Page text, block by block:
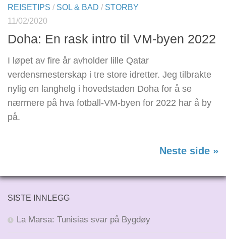
REISETIPS / SOL & BAD / STORBY
11/02/2020
Doha: En rask intro til VM-byen 2022
I løpet av fire år avholder lille Qatar
verdensmesterskap i tre store idretter. Jeg tilbrakte
nylig en langhelg i hovedstaden Doha for å se
nærmere på hva fotball-VM-byen for 2022 har å by
på.
Neste side »
SISTE INNLEGG
La Marsa: Tunisias svar på Bygdøy